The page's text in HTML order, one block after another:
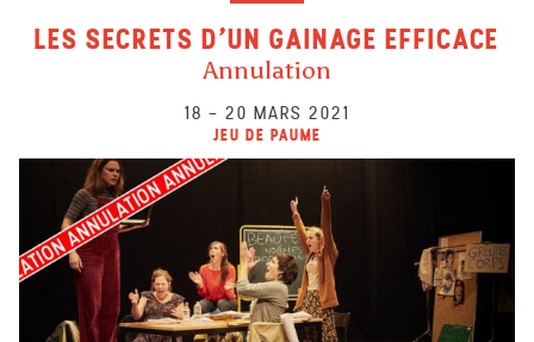
LES SECRETS D'UN GAINAGE EFFICACE
Annulation
18 – 20 MARS 2021
JEU DE PAUME